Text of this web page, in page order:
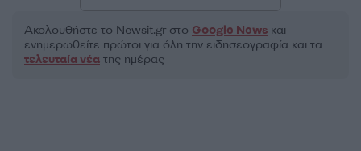
Ακολουθήστε το Νewsit.gr στο Google News και
ενημερωθείτε πρώτοι για όλη την ειδησεογραφία και τα
τελευταία νέα της ημέρας